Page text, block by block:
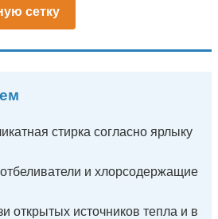
сетку
стирка согласно ярлыку
и хлорсодержащие
открытых источников тепла и в